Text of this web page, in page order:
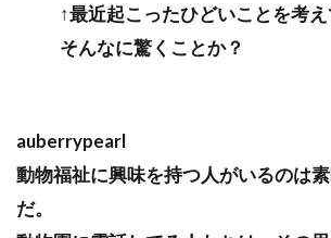
↑最近起こったひどいことを考え
そんなに驚くことか？
auberrypearl
動物福祉に興味を持つ人がいるのは
だ。